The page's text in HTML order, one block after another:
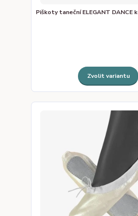
Piškoty taneční ELEGANT DANCE
Zvolit variantu